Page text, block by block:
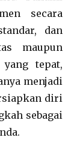
secara
dan
maupun
yang tepat,
menjadi
diri
sebagai